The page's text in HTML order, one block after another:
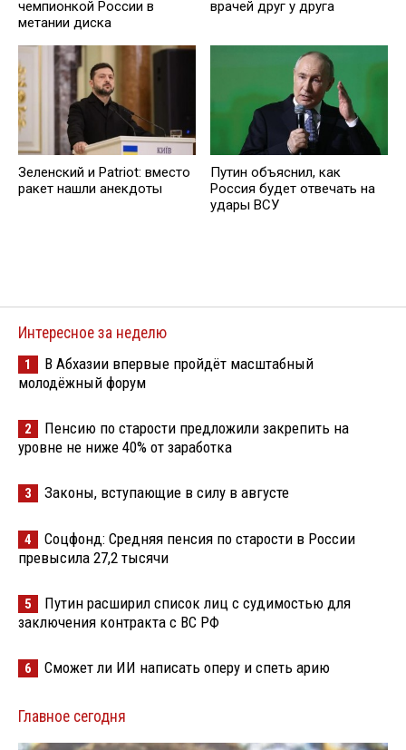
чемпионкой России в
метании диска
врачей друг у друга
Зеленский и Patriot: вместо
ракет нашли анекдоты
Путин объяснил, как
Россия будет отвечать на
удары ВСУ
Интересное за неделю
1
В Абхазии впервые пройдёт масштабный
молодёжный форум
2
Пенсию по старости предложили закрепить на
уровне не ниже 40% от заработка
3 Законы, вступающие в силу в августе
4
Соцфонд: Средняя пенсия по старости в России
превысила 27,2 тысячи
5
Путин расширил список лиц с судимостью для
заключения контракта с ВС РФ
6 Сможет ли ИИ написать оперу и спеть арию
Главное сегодня